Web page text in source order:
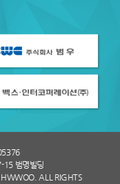
15 범명빌딩
ALL RIGHTS